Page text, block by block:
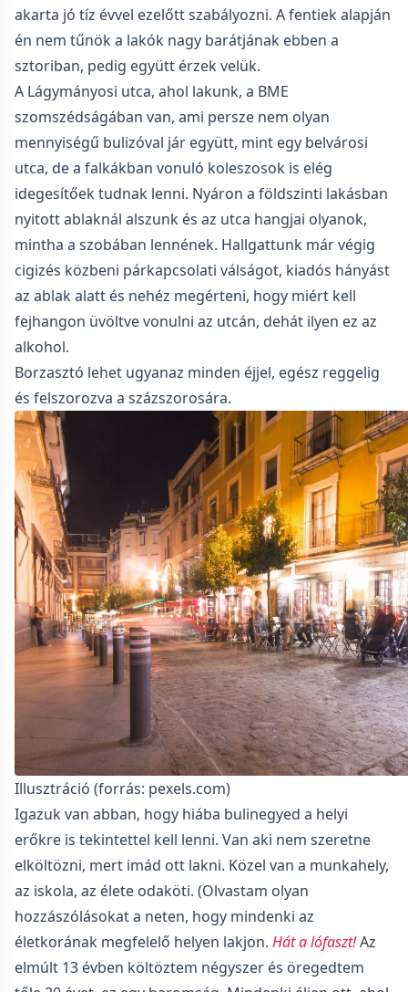
akarta jó tíz évvel ezelőtt szabályozni. A fentiek alapján
én nem tűnök a lakók nagy barátjának ebben a
sztoriban, pedig együtt érzek velük.
A Lágymányosi utca, ahol lakunk, a BME
szomszédságában van, ami persze nem olyan
mennyiségű bulizóval jár együtt, mint egy belvárosi
utca, de a falkákban vonuló koleszosok is elég
idegesítőek tudnak lenni. Nyáron a földszinti lakásban
nyitott ablaknál alszunk és az utca hangjai olyanok,
mintha a szobában lennének. Hallgattunk már végig
cigizés közbeni párkapcsolati válságot, kiadós hányást
az ablak alatt és nehéz megérteni, hogy miért kell
fejhangon üvöltve vonulni az utcán, dehát ilyen ez az
alkohol.
Borzasztó lehet ugyanaz minden éjjel, egész reggelig
és felszorozva a százszorosára.
Illusztráció (forrás: pexels.com)
Igazuk van abban, hogy hiába bulinegyed a helyi
erőkre is tekintettel kell lenni. Van aki nem szeretne
elköltözni, mert imád ott lakni. Közel van a munkahely,
az iskola, az élete odaköti. (Olvastam olyan
hozzászólásokat a neten, hogy mindenki az
életkorának megfelelő helyen lakjon. Hát a lófaszt!Az
elmúlt 13 évben költöztem négyszer és öregedtem